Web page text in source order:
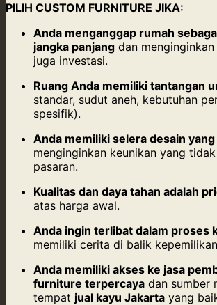
PILIH CUSTOM FURNITURE JIKA:
Anda menganggap rumah
jangka panjang dan
juga investasi.
Ruang Anda memiliki tantangan
standar, sudut aneh, kebutuhan
spesifik).
Anda memiliki selera desain
menginginkan keunikan yang
pasaran.
Kualitas dan daya tahan adalah
atas harga awal.
Anda ingin terlibat dalam proses
memiliki cerita di balik
Anda memiliki akses ke jasa
furniture terpercaya dan sumber
tempat jual kayu Jakarta yang